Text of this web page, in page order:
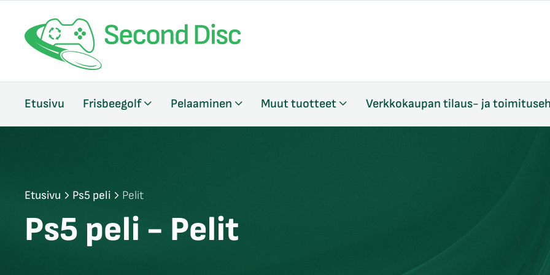
Etusivu Frisbeegolf Pelaaminen Muut tuotteet Verkkokaupan tilaus- ja
Etusivu Ps5 peli Pelit
Ps5 peli - Pelit
sulje
sulje